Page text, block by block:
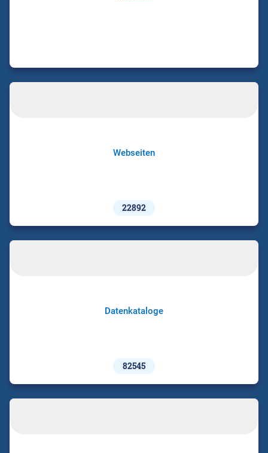
Webseiten
22892
Datenkataloge
82545